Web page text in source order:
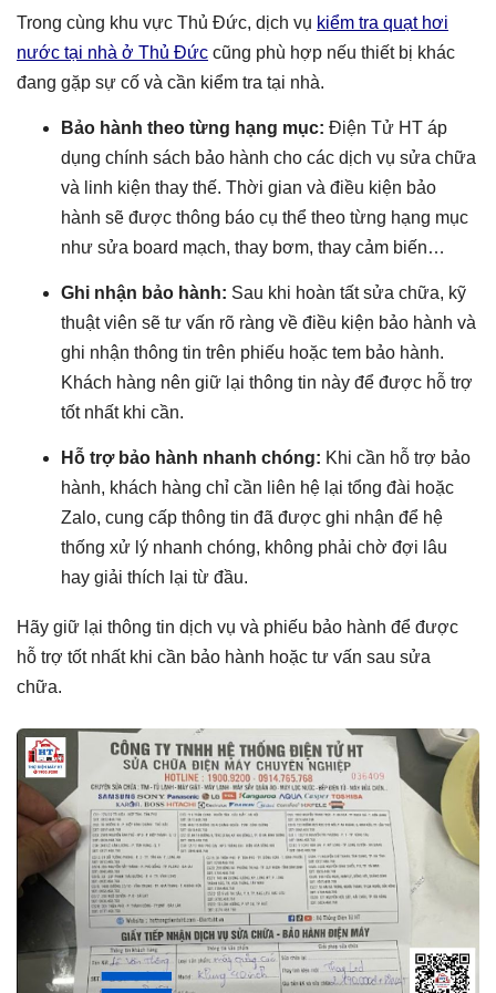
Trong cùng khu vực Thủ Đức, dịch vụ kiểm tra quạt hơi
nước tại nhà ở Thủ Đức cũng phù hợp nếu thiết bị khác
đang gặp sự cố và cần kiểm tra tại nhà.
Bảo hành theo từng hạng mục: Điện Tử HT áp
dụng chính sách bảo hành cho các dịch vụ sửa chữa
và linh kiện thay thế. Thời gian và điều kiện bảo
hành sẽ được thông báo cụ thể theo từng hạng mục
như sửa board mạch, thay bơm, thay cảm biến…
Ghi nhận bảo hành: Sau khi hoàn tất sửa chữa, kỹ
thuật viên sẽ tư vấn rõ ràng về điều kiện bảo hành và
ghi nhận thông tin trên phiếu hoặc tem bảo hành.
Khách hàng nên giữ lại thông tin này để được hỗ trợ
tốt nhất khi cần.
Hỗ trợ bảo hành nhanh chóng: Khi cần hỗ trợ bảo
hành, khách hàng chỉ cần liên hệ lại tổng đài hoặc
Zalo, cung cấp thông tin đã được ghi nhận để hệ
thống xử lý nhanh chóng, không phải chờ đợi lâu
hay giải thích lại từ đầu.
Hãy giữ lại thông tin dịch vụ và phiếu bảo hành để được
hỗ trợ tốt nhất khi cần bảo hành hoặc tư vấn sau sửa
chữa.